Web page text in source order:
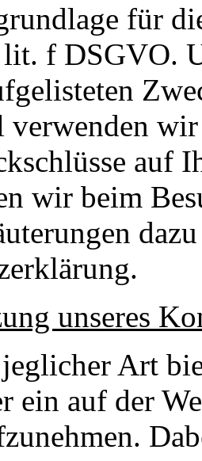
für
f DSGVO.
auf
wir beim
unseres
Art
ein auf der